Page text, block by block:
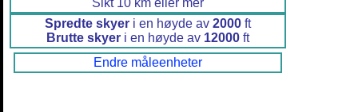
Sikt 10 km eller mer
Spredte skyer i en høyde av 2000 ft
Brutte skyer i en høyde av 12000 ft
Endre måleenheter